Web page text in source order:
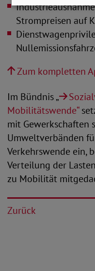
Strompreisen auf
Zum kompletten
Im Bündnis „
Mobilitätswende“
mit Gewerkschaften
Umweltverbänden
Verkehrswende ein,
Verteilung der
zu Mobilität
Zurück